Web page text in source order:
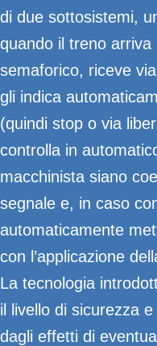
di due sottosistemi,
quando il treno
semaforico, riceve
gli indica
(quindi stop o via
controlla in
macchinista siano
segnale e, in caso
automaticamente
con l’applicazione
La tecnologia
il livello di sicurezza
dagli effetti di